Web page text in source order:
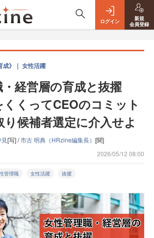
ログイン
新規
会員登録
成》｜ 女性活躍
・経営層の育成と抜擢
くくってCEOのコミット
候補者選定に介入せよ
[写] /市古 明典（HRzine編集長） [聞]
2026/05/12 08:00
管理職 女性活躍 抜擢